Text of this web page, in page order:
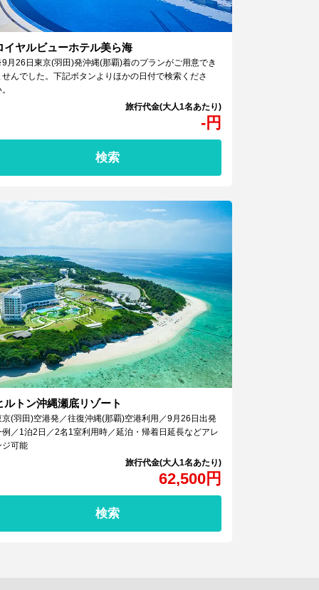
イヤルビューホテル美ら海
-円
月26日東京(羽田)発沖縄(那覇)着のプランがご用意でき
せんでした。下記ボタンよりほかの日付で検索くださ
検索
ルトン沖縄瀬底リゾート
62,500円
京(羽田)空港発／往復沖縄(那覇)空港利用／9月26日出発
例／1泊2日／2名1室利用時／延泊・帰着日延長などアレ
ジ可能
検索